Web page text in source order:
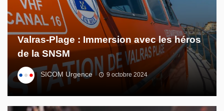
Valras-Plage : Immersion avec les héros
de la SNSM
SICOM Urgence 9 octobre 2024